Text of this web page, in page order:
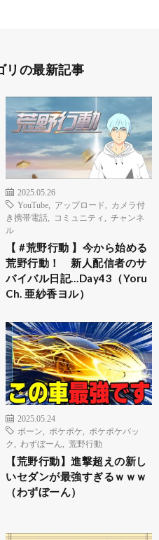
リの最新記事
2025.05.26
YouTube
アップロード
カメラ付
き携帯電話
コミュニティ
チャンネ
ル
【 #荒野行動 】今から始める
荒野行動！ 新人配信者のサ
バイバル日記…Day43（Yoru
Ch. 亜紗香ヨル）
2025.05.24
ボーン
ポケポケ
ポケポケパッ
ク
わずぼーん 荒野行動
【荒野行動】進撃超えの新し
いセダンが最強すぎるｗｗｗ
（わずぼーん）